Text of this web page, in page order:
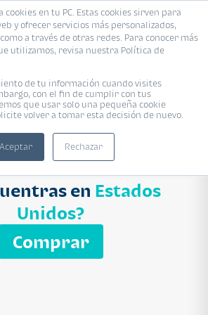
en tu PC. Estas cookies sirven para
y ofrecer servicios más personalizados,
a través de otras redes. Para conocer más
utilizamos, revisa nuestra Política de
de tu información cuando visites
con el fin de cumplir con tus
que usar solo una pequeña cookie
volver a tomar esta decisión de nuevo.
Aceptar Rechazar
Inmobiliaria
del proyecto
Buscar
en Estados
Unidos?
Comprar